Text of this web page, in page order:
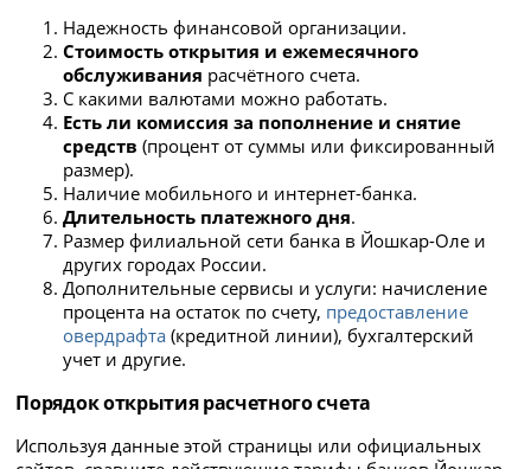
Надежность финансовой организации.
Стоимость открытия и ежемесячного
обслуживания расчётного счета.
С какими валютами можно работать.
Есть ли комиссия за пополнение и снятие
средств (процент от суммы или фиксированный
размер).
Наличие мобильного и интернет-банка.
Длительность платежного дня.
Размер филиальной сети банка в Йошкар-Оле и
других городах России.
Дополнительные сервисы и услуги: начисление
процента на остаток по счету, предоставление
овердрафта (кредитной линии), бухгалтерский
учет и другие.
Порядок открытия расчетного счета
Используя данные этой страницы или официальных